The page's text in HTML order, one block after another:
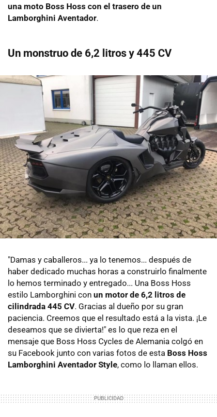
una moto Boss Hoss con el trasero de un
Lamborghini Aventador.
Un monstruo de 6,2 litros y 445 CV
"Damas y caballeros... ya lo tenemos... después de
haber dedicado muchas horas a construirlo finalmente
lo hemos terminado y entregado... Una Boss Hoss
estilo Lamborghini con un motor de 6,2 litros de
cilindrada 445 CV. Gracias al dueño por su gran
paciencia. Creemos que el resultado está a la vista. ¡Le
deseamos que se divierta!" es lo que reza en el
mensaje que Boss Hoss Cycles de Alemania colgó en
su Facebook junto con varias fotos de esta Boss Hoss
Lamborghini Aventador Style, como lo llaman ellos.